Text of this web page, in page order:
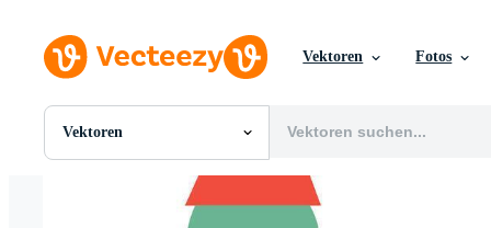
Vektoren Fotos
Vektoren
Alle Bilder